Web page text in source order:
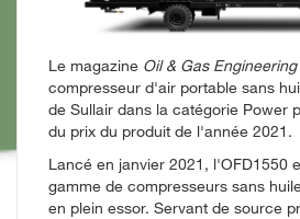
Le magazine Oil & Gas Engineering
compresseur d'air portable sans
de Sullair dans la catégorie Power
du prix du produit de l'année 2021.
Lancé en janvier 2021, l'OFD1550
gamme de compresseurs sans
en plein essor. Servant de source